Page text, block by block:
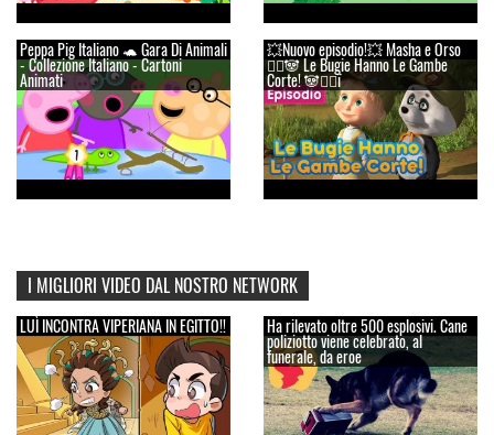
Peppa Pig Italiano 🐢 Gara Di Animali
- Collezione Italiano - Cartoni
Animati
💥Nuovo episodio!💥 Masha e Orso
👱‍♀️🐼 Le Bugie Hanno Le Gambe
Corte! 🐼👱‍♀ï
I MIGLIORI VIDEO DAL NOSTRO NETWORK
LUÌ INCONTRA VIPERIANA IN EGITTO!! Ha rilevato oltre 500 esplosivi. Cane
poliziotto viene celebrato, al
funerale, da eroe